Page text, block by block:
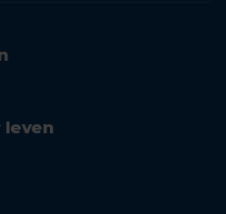
leven